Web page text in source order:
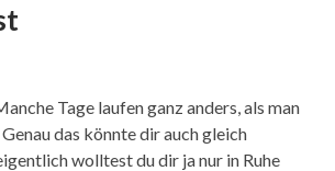
Tage laufen ganz anders, als man
das könnte dir auch gleich
wolltest du dir ja nur in Ruhe